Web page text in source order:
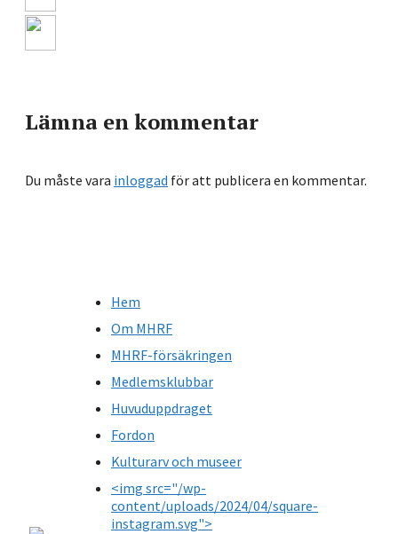
Lämna en kommentar
Du måste vara inloggad för att publicera en kommentar.
Hem
Om MHRF
MHRF-försäkringen
Medlemsklubbar
Huvuduppdraget
Fordon
Kulturarv och museer
<img src="/wp-
content/uploads/2024/04/square-
instagram.svg">